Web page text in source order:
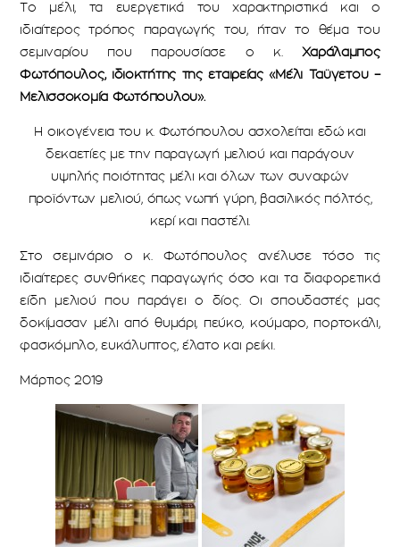
Το μέλι, τα ευεργετικά του χαρακτηριστικά και ο
ιδιαίτερος τρόπος παραγωγής του, ήταν το θέμα του
σεμιναρίου που παρουσίασε ο κ. Χαράλαμπος
Φωτόπουλος, ιδιοκτήτης της εταιρείας «Μέλι Ταϋγετου –
Μελισσοκομία Φωτόπουλου».
Η οικογένεια του κ. Φωτόπουλου ασχολείται εδώ και
δεκαετίες με την παραγωγή μελιού και παράγουν
υψηλής ποιότητας μέλι και όλων των συναφών
προϊόντων μελιού, όπως νωπή γύρη, βασιλικός πόλτός,
κερί και παστέλι.
Στο σεμινάριο ο κ. Φωτόπουλος ανέλυσε τόσο τις
ιδιαίτερες συνθήκες παραγωγής όσο και τα διαφορετικά
είδη μελιού που παράγει ο δίος. Οι σπουδαστές μας
δοκίμασαν μέλι από θυμάρι, πεύκο, κούμαρο, πορτοκάλι,
φασκόμηλο, ευκάλυπτος, έλατο και ρείκι.
Μάρτιος 2019